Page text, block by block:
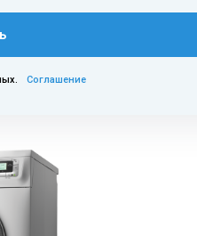
Соглашение